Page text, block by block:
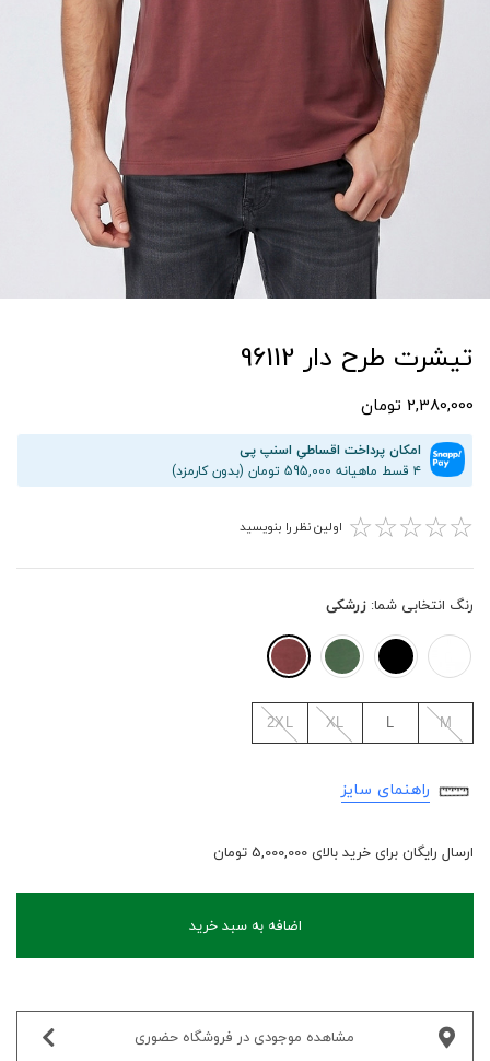
تیشرت طرح دار 96112
2,380,000 تومان
امکان پرداخت اقساطیِ اسنپ پی
۴ قسط ماهیانه 595,000 تومان (بدون کارمزد)
☆
☆
☆
☆
☆ اولین نظر را بنویسید
رنگ انتخابی شما: زرشکی
M
L
XL
2XL
راهنمای سایز
ارسال رایگان برای خرید بالای 5,000,000 تومان
اضافه به سبد خرید
مشاهده موجودی در فروشگاه حضوری‌